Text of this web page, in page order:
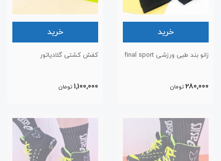
خرید
زانو بند طبی ورزشی final sport
280,000 تومان
خرید
کفش کشتی گلادیاتور
1,100,000 تومان